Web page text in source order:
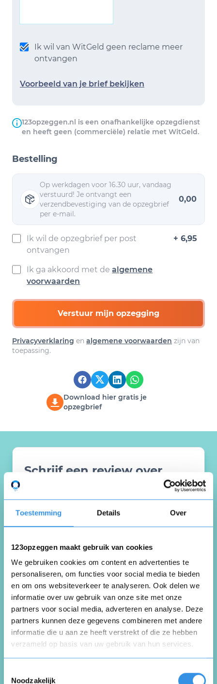
Toestemming Details Over
123opzeggen maakt gebruik van cookies
We gebruiken cookies om content en advertenties te
personaliseren, om functies voor social media te bieden
en om ons websiteverkeer te analyseren. Ook delen we
informatie over uw gebruik van onze site met onze
partners voor social media, adverteren en analyse. Deze
partners kunnen deze gegevens combineren met andere
informatie die u aan ze heeft verstrekt of die ze hebben
verzameld op basis van uw gebruik van hun services.
Noodzakelijk
Ik wil van WitGeld geen reclame meer
ontvangen
Voorbeeld van je brief bekijken
123opzeggen.nl is een onafhankelijke opzegdienst
en heeft geen (commerciële) relatie met WitGeld.
Bestelling
Op werkdagen voor 16.30 uur, vandaag
verstuurd! Je ontvangt een
verzendbevestiging van de opzegbrief
per e-mail.
0,00
Ik wil de opzegbrief per post
ontvangen
+ 6,95
Ik ga akkoord met dealgemene
voorwaarden
Verstuur mijn opzegging
Privacyverklaring en algemene voorwaarden zijn van
toepassing.
Download hier gratis je
opzegbrief
Schrijf een review over
Beoordeel je ervaring *